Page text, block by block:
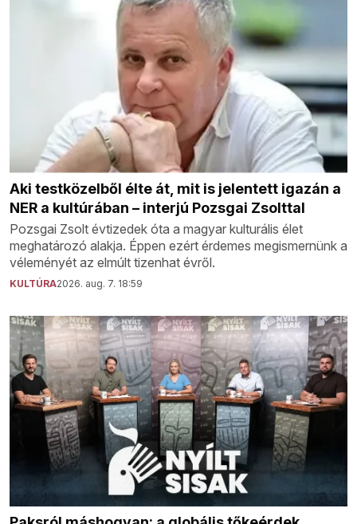
Aki testközelből élte át, mit is jelentett igazán a
NER a kultúrában – interjú Pozsgai Zsolttal
Pozsgai Zsolt évtizedek óta a magyar kulturális élet
meghatározó alakja. Éppen ezért érdemes megismernünk a
véleményét az elmúlt tizenhat évről.
KULTÚRA2026. aug. 7. 18:59